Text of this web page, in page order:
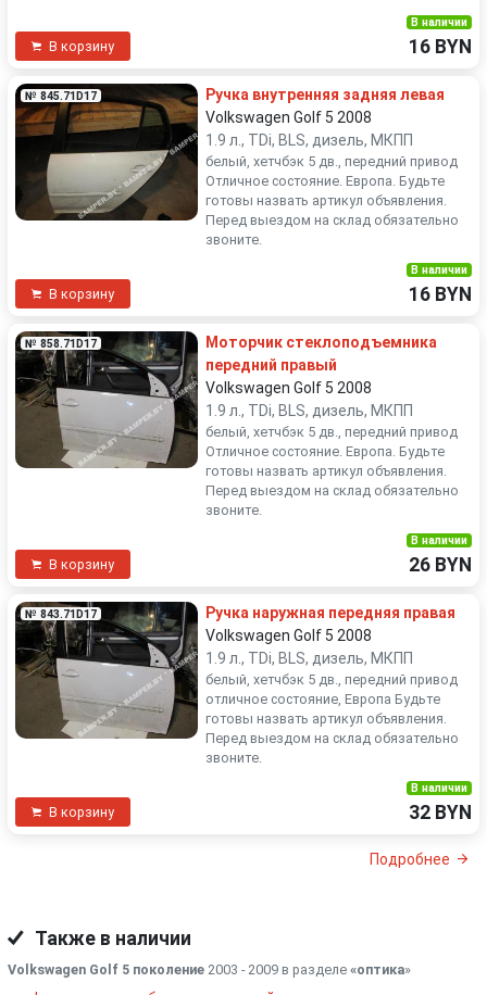
В корзину
В наличии
16 BYN
№ 845.71D17
Ручка внутренняя задняя левая
Volkswagen Golf 5 2008
1.9 л., TDi, BLS, дизель, МКПП
белый, хетчбэк 5 дв., передний привод
Отличное состояние. Европа. Будьте
готовы назвать артикул объявления.
Перед выездом на склад обязательно
звоните.
В корзину
В наличии
16 BYN
№ 858.71D17
Моторчик стеклоподъемника
передний правый
Volkswagen Golf 5 2008
1.9 л., TDi, BLS, дизель, МКПП
белый, хетчбэк 5 дв., передний привод
Отличное состояние. Европа. Будьте
готовы назвать артикул объявления.
Перед выездом на склад обязательно
звоните.
В корзину
В наличии
26 BYN
№ 843.71D17
Ручка наружная передняя правая
Volkswagen Golf 5 2008
1.9 л., TDi, BLS, дизель, МКПП
белый, хетчбэк 5 дв., передний привод
отличное состояние, Европа Будьте
готовы назвать артикул объявления.
Перед выездом на склад обязательно
звоните.
В корзину
В наличии
32 BYN
Подробнее
Также в наличии
Volkswagen Golf 5 поколение 2003 - 2009 в разделе «оптика»